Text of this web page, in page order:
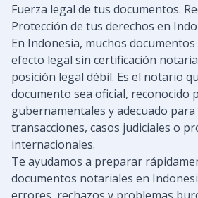
Fuerza legal de tus documentos.
Protección de tus derechos en
En Indonesia, muchos
efecto legal sin certificación
posición legal débil. Es el notario
documento sea oficial, reconocido
gubernamentales y adecuado
transacciones, casos judiciales o
internacionales.
Te ayudamos a preparar
documentos notariales en